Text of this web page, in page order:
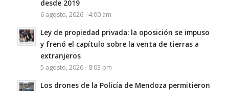
desde 2019
6 agosto, 2026 - 4:00 am
Ley de propiedad privada: la oposición se impuso
y frenó el capítulo sobre la venta de tierras a
extranjeros
5 agosto, 2026 - 8:03 pm
Los drones de la Policía de Mendoza permitieron